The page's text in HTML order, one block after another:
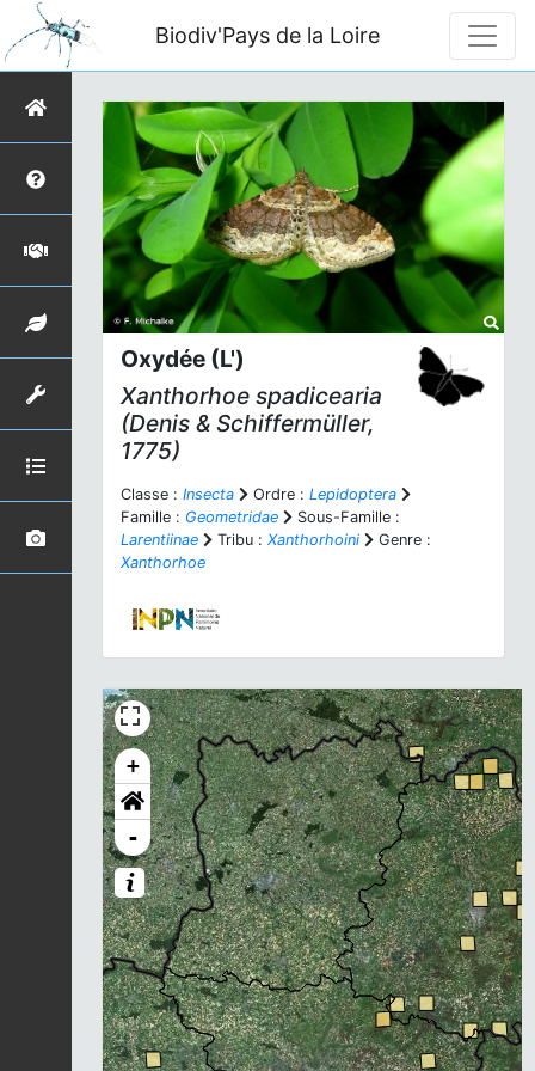
Biodiv'Pays de la Loire
Oxydée (L')
Xanthorhoe spadicearia
(Denis & Schiffermüller,
1775)
Classe : Insecta Ordre : Lepidoptera
Famille : Geometridae
Sous-Famille :
Larentiinae
Tribu : Xanthorhoini
Genre :
Xanthorhoe
+
-